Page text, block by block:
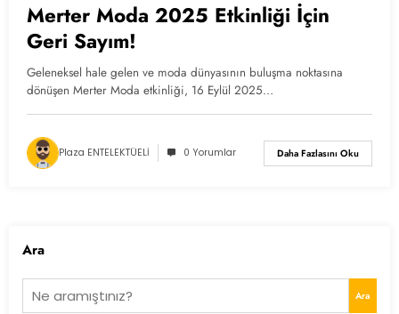
Merter Moda 2025 Etkinliği İçin
Geri Sayım!
Geleneksel hale gelen ve moda dünyasının buluşma noktasına
dönüşen Merter Moda etkinliği, 16 Eylül 2025…
Plaza ENTELEKTÜELİ 0 Yorumlar Daha Fazlasını Oku
Ara
Ara